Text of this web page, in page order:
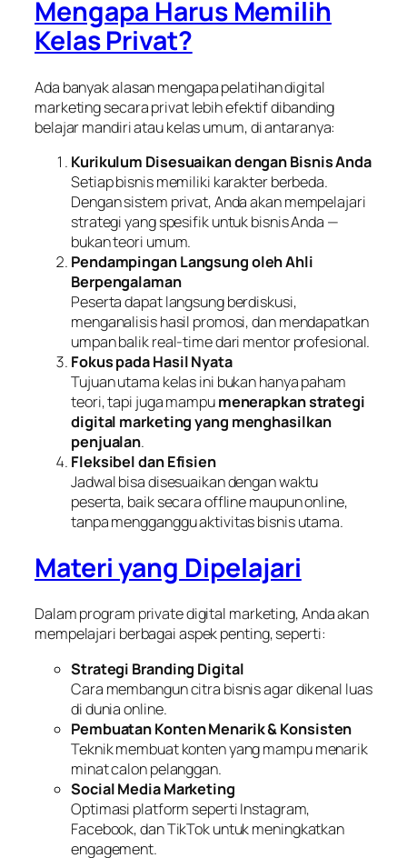
Mengapa Harus Memilih
Kelas Privat?
Ada banyak alasan mengapa pelatihan digital
marketing secara privat lebih efektif dibanding
belajar mandiri atau kelas umum, di antaranya:
Kurikulum Disesuaikan dengan Bisnis Anda
Setiap bisnis memiliki karakter berbeda.
Dengan sistem privat, Anda akan mempelajari
strategi yangspesifikuntuk bisnis Anda —
bukan teori umum.
Pendampingan Langsung oleh Ahli
Berpengalaman
Peserta dapat langsung berdiskusi,
menganalisis hasil promosi, dan mendapatkan
umpan balik real-time dari mentor profesional.
Fokus pada Hasil Nyata
Tujuan utama kelas ini bukan hanya paham
teori, tapi juga mampumenerapkan strategi
digital marketing yang menghasilkan
penjualan.
Fleksibel dan Efisien
Jadwal bisa disesuaikan dengan waktu
peserta, baik secara offline maupun online,
tanpa mengganggu aktivitas bisnis utama.
Materi yang Dipelajari
Dalam program private digital marketing, Anda akan
mempelajari berbagai aspek penting, seperti:
Strategi Branding Digital
Cara membangun citra bisnis agar dikenal luas
di dunia online.
Pembuatan Konten Menarik & Konsisten
Teknik membuat konten yang mampu menarik
minat calon pelanggan.
Social Media Marketing
Optimasi platform seperti Instagram,
Facebook, dan TikTok untuk meningkatkan
engagement.